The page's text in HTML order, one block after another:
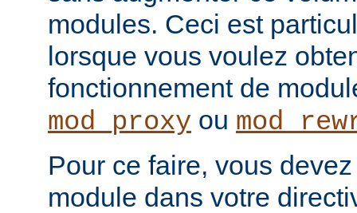
modules. Ceci est
lorsque vous voulez
fonctionnement de
mod_proxy ou
Pour ce faire, vous
module dans votre